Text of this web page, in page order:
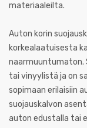
materiaaleilta.
Auton korin
korkealaatuisesta
naarmuuntumaton.
tai vinyylistä ja on
sopimaan erilaisiin
suojauskalvon
auton edustalla tai